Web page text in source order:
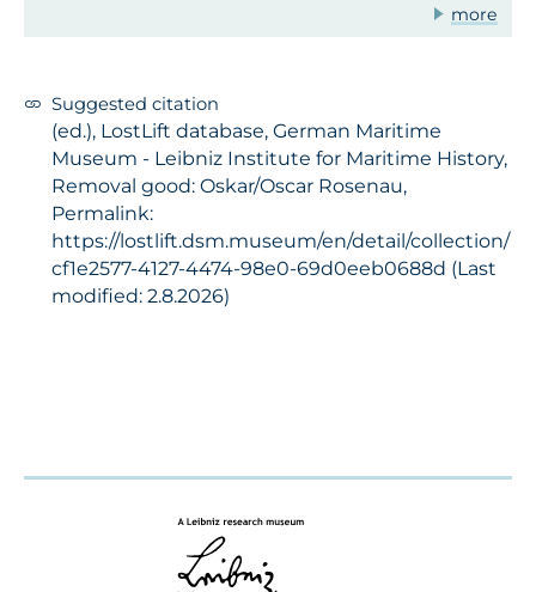
more
Suggested citation
(ed.), LostLift database, German Maritime
Museum - Leibniz Institute for Maritime History,
Removal good: Oskar/Oscar Rosenau,
Permalink:
https://lostlift.dsm.museum/en/detail/collection/
cf1e2577-4127-4474-98e0-69d0eeb0688d (Last
modified: 2.8.2026)